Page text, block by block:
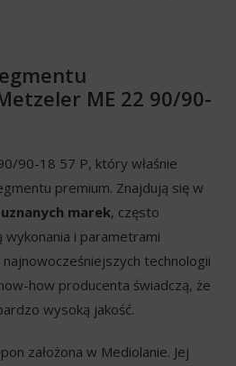
ME 22 90/90-
90-18 57 P, który właśnie
premium. Znajdują się w
marek, często
wykonania i parametrami
technologii
how producenta świadczą, że
wysoką jakość.
założona w Mediolanie. Jej